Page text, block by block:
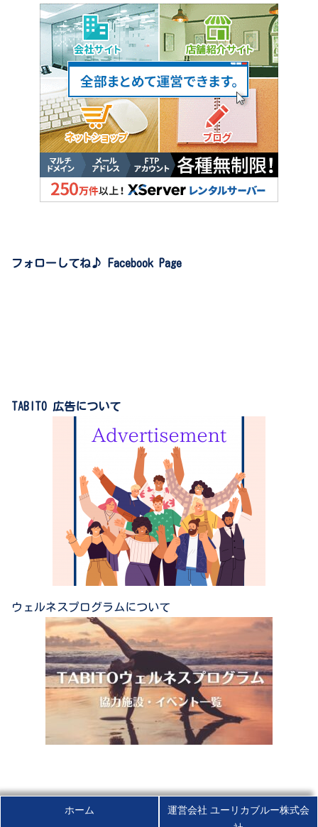
フォローしてね♪ Facebook Page
TABITO 広告について
ウェルネスプログラムについて
ホーム
運営会社 ユーリカブルー株式会